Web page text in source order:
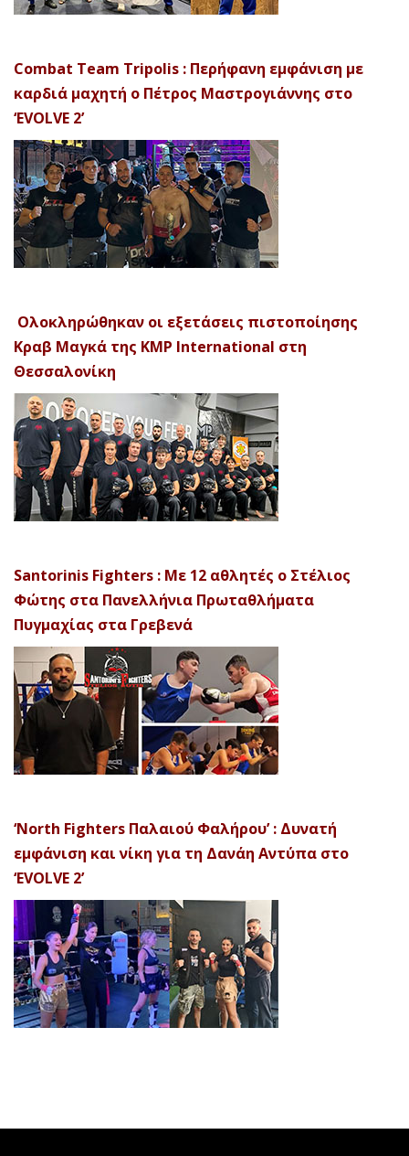
Combat Team Tripolis : Περήφανη εμφάνιση με
καρδιά μαχητή ο Πέτρος Μαστρογιάννης στο
‘EVOLVE 2’
Ολοκληρώθηκαν οι εξετάσεις πιστοποίησης
Κραβ Μαγκά της KMP International στη
Θεσσαλονίκη
Santorinis Fighters : Με 12 αθλητές ο Στέλιος
Φώτης στα Πανελλήνια Πρωταθλήματα
Πυγμαχίας στα Γρεβενά
‘North Fighters Παλαιού Φαλήρου’ : Δυνατή
εμφάνιση και νίκη για τη Δανάη Αντύπα στο
‘EVOLVE 2’